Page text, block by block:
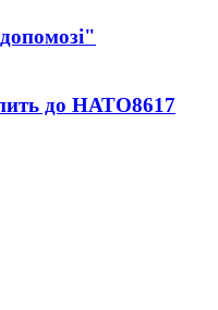
до НАТО8617